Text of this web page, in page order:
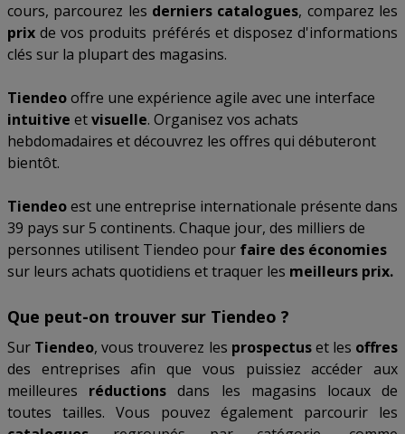
cours, parcourez les derniers catalogues, comparez les
prix de vos produits préférés et disposez d'informations
clés sur la plupart des magasins.
Tiendeooffre une expérience agile avec une interface
intuitive etvisuelle. Organisez vos achats
hebdomadaires et découvrez les offres qui débuteront
bientôt.
Tiendeoest une entreprise internationale présente dans
39 pays sur 5 continents. Chaque jour, des milliers de
personnes utilisent Tiendeo pour faire des économies
sur leurs achats quotidiens et traquer les meilleurs prix.
Que peut-on trouver sur Tiendeo ?
Sur Tiendeo, vous trouverez les prospectuset les offres
des entreprises afin que vous puissiez accéder aux
meilleures réductions dans les magasins locaux de
toutes tailles. Vous pouvez également parcourir les